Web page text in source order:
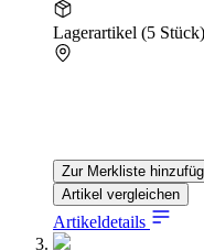
Lagerartikel (5 Stück)
Zur Merkliste
Artikel vergleichen
Artikeldetails